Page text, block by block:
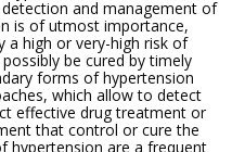
and management of
is of utmost importance,
a high or very-high risk of
be cured by timely
forms of hypertension
which allow to detect
effective drug treatment or
that control or cure the
hypertension are a frequent